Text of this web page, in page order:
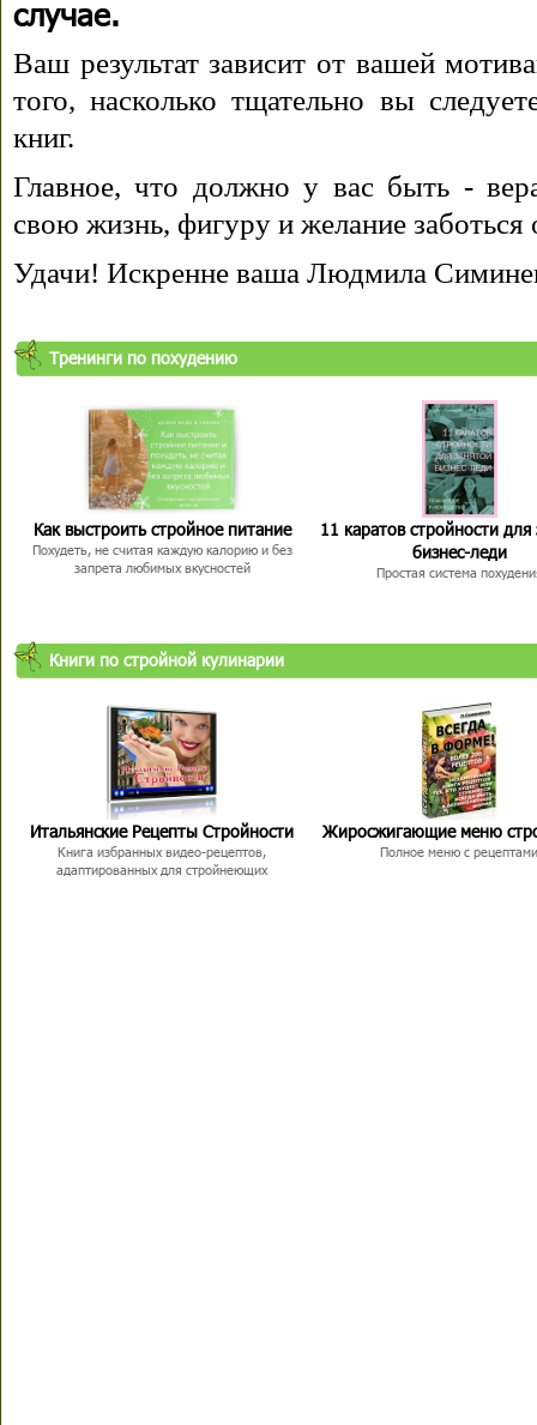
случае.
Ваш результат зависит от вашей
того, насколько тщательно вы
книг.
Главное, что должно у вас быть -
свою жизнь, фигуру и желание заботься
Удачи! Искренне ваша Людмила
Тренинги по похудению
Как выстроить стройное питание
Похудеть, не считая каждую калорию и без
запрета любимых вкусностей
11 каратов стройности для
бизнес-леди
Простая система
Книги по стройной кулинарии
Итальянские Рецепты Стройности
Книга избранных видео-рецептов,
адаптированных для стройнеющих
Жиросжигающие меню
Полное меню с рецептами